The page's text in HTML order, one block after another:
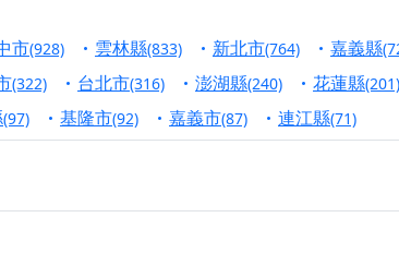
母娘聖誕暨中元普渡大法會，誠邀十方善信大德
會，這場法會不只是超薦與普渡，更是一份對祖
，一念虔誠禮寶懺，一分懺悔植福田，誠邀十
，誠摯歡迎十方善信大德隨喜贊普，為祖先親眷
的來，省時省力又積福！「玉皇大帝 大天尊」
市(928) 雲林縣(833) 新北市(764) 嘉義縣
(322) 台北市(316) 澎湖縣(240) 花蓮縣(201)
(97) 基隆市(92) 嘉義市(87) 連江縣(71)